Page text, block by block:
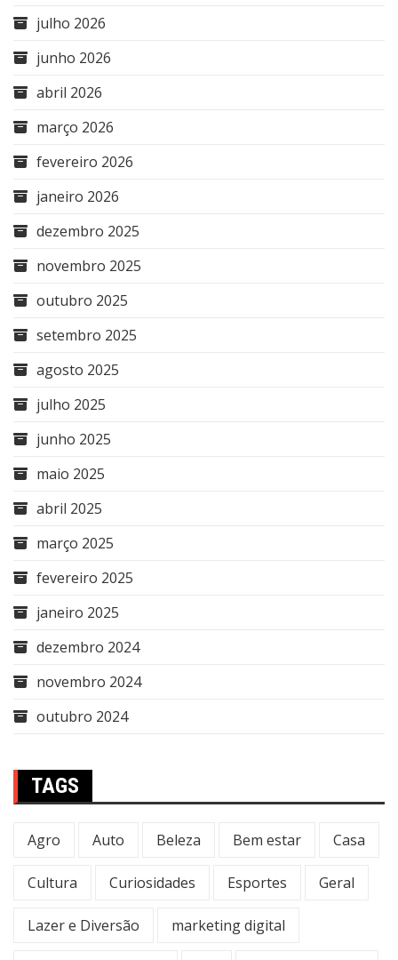
julho 2026
junho 2026
abril 2026
março 2026
fevereiro 2026
janeiro 2026
dezembro 2025
novembro 2025
outubro 2025
setembro 2025
agosto 2025
julho 2025
junho 2025
maio 2025
abril 2025
março 2025
fevereiro 2025
janeiro 2025
dezembro 2024
novembro 2024
outubro 2024
TAGS
Agro Auto Beleza Bem estar Casa
Cultura Curiosidades Esportes Geral
Lazer e Diversão marketing digital